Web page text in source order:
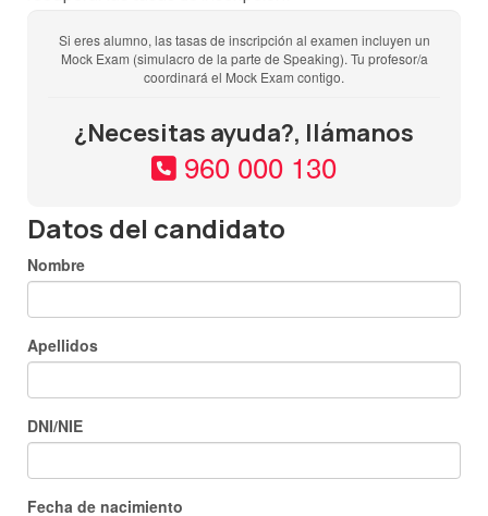
Si eres alumno, las tasas de inscripción al examen incluyen un
Mock Exam (simulacro de la parte de Speaking). Tu profesor/a
coordinará el Mock Exam contigo.
¿Necesitas ayuda?, llámanos
960 000 130
FECHA PRUEBA ORAL:La prueba oral tendrá lugar entre
una semana antes, los dos días posteriores o el mismo
día de la prueba escrita y deberás estar disponible
durante todo ese período de tiempo pues NO SE PUEDE
CAMBIAR LA FECHA DE NINGUNA DE LAS PARTES DEL
Datos del candidato
Nombre
Apellidos
DNI/NIE
Fecha de nacimiento